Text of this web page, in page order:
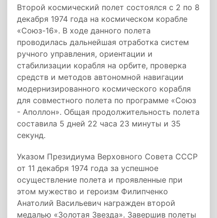
Второй космический полет состоялся с 2­ по 8
декабря 1974 года на космическом корабле
«Союз­-16». В ходе данного полета
проводилась дальнейшая отработка систем
ручного управления, ориентации и
стабилизации корабля на орбите, проверка
средств и методов автономной навигации
модернизированного космического корабля
для совместного полета по программе «Союз
-­ Аполлон». Общая продолжительность полета
составила 5 дней 22 часа 23 минуты и 35
секунд.
Указом Президиума Верховного Совета СССР
от 11 декабря 1974 года за успешное
осуществление полета и проявленные при
этом мужество и героизм Филипченко
Анатолий Васильевич награжден второй
медалью «Золотая Звезда». Завершив полеты